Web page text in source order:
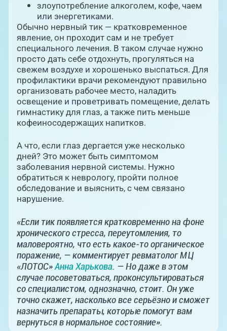
злоупотребление алкоголем, кофе, чаем
или энергетиками.
Обычно нервный тик — кратковременное
явление, он проходит сам и не требует
специального лечения. В таком случае нужно
просто дать себе отдохнуть, прогуляться на
свежем воздухе и хорошенько выспаться. Для
профилактики врачи рекомендуют правильно
организовать рабочее место, наладить
освещение и проветривать помещение, делать
гимнастику для глаз, а также пить меньше
кофеиносодержащих напитков.
А что, если глаз дергается уже несколько
дней? Это может быть симптомом
заболевания нервной системы. Нужно
обратиться к неврологу, пройти полное
обследование и выяснить, с чем связано
нарушение.
«Если тик появляется кратковременно на фоне
хронического стресса, переутомления, то
маловероятно, что есть какое-то органическое
поражение, — комментирует ревматолог МЦ
«ЛОТОС»Анна Харькова. — Но даже в этом
случае посоветоваться, проконсультироваться
со специалистом, однозначно, стоит. Он уже
точно скажет, насколько все серьёзно и сможет
назначить препараты, которые помогут вам
вернуться в нормальное состояние».